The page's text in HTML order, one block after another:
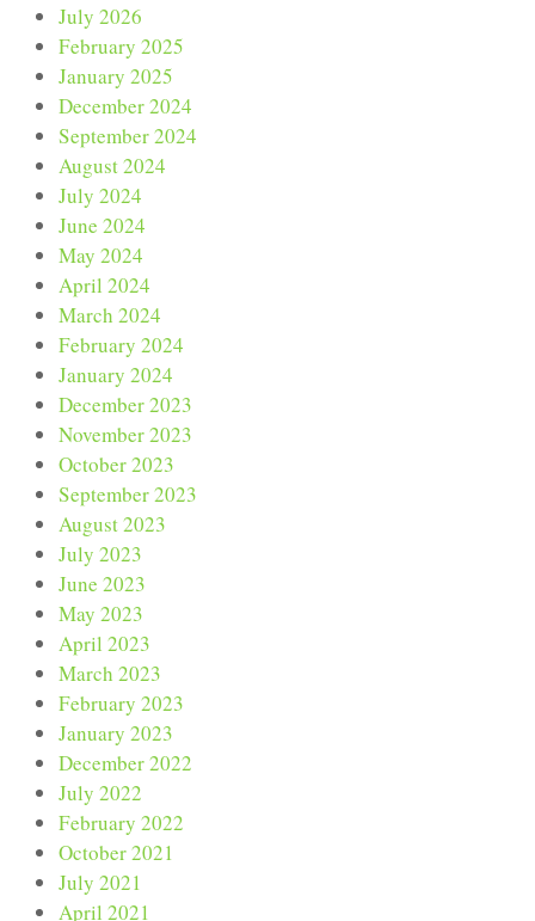
July 2026
February 2025
January 2025
December 2024
September 2024
August 2024
July 2024
June 2024
May 2024
April 2024
March 2024
February 2024
January 2024
December 2023
November 2023
October 2023
September 2023
August 2023
July 2023
June 2023
May 2023
April 2023
March 2023
February 2023
January 2023
December 2022
July 2022
February 2022
October 2021
July 2021
April 2021